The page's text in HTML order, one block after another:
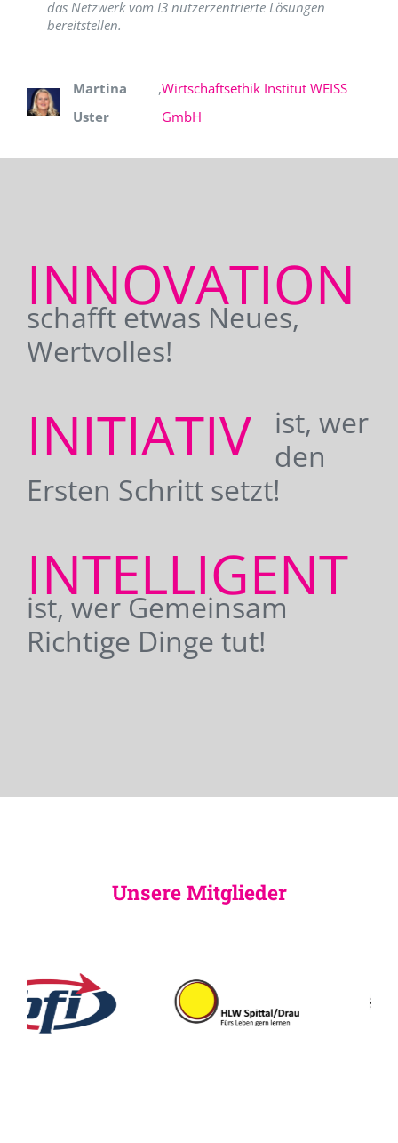
das Netzwerk vom I3 nutzerzentrierte Lösungen
bereitstellen.
Martina
Uster
,Wirtschaftsethik Institut WEISS
GmbH
INNOVATION
schafft etwas Neues,
Wertvolles!
INITIATIV
ist, wer
den
Ersten Schritt setzt!
INTELLIGENT
ist, wer Gemeinsam
Richtige Dinge tut!
Unsere Mitglieder